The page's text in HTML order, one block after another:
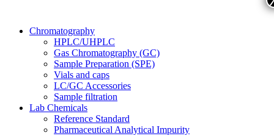
Chromatography
HPLC/UHPLC
Gas Chromatography (GC)
Sample Preparation (SPE)
Vials and caps
LC/GC Accessories
Sample filtration
Lab Chemicals
Reference Standard
Pharmaceutical Analytical Impurity